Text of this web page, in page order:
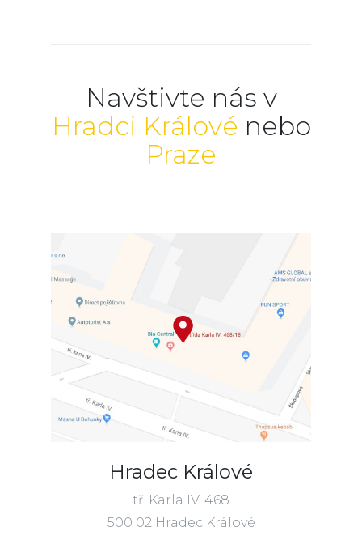
Navštivte nás v
Hradci Králové nebo
Praze
Hradec Králové
tř. Karla IV. 468
500 02 Hradec Králové